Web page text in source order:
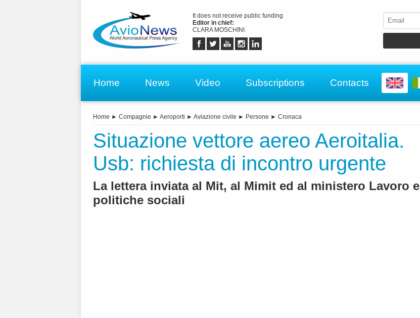
It does not receive public funding
Editor in chief:
CLARA MOSCHINI
Home News Video Subscriptions Contacts
Home ► Compagnie ► Aeroporti ► Aviazione civile ► Persone ► Cronaca
Situazione vettore aereo Aeroitalia.
Usb: richiesta di incontro urgente
La lettera inviata al Mit, al Mimit ed al ministero Lavoro e
politiche sociali